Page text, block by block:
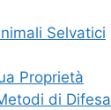
Selvatici
Proprietà
di Difesa